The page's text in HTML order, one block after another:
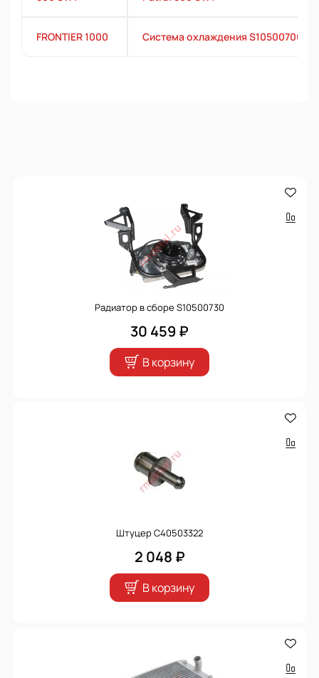
FRONTIER 1000 Система охлаждения S10500700
Радиатор в сборе S10500730
30 459 ₽
В корзину
Штуцер C40503322
2 048 ₽
В корзину